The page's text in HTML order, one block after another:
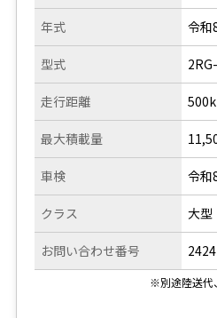
年式
型式
走行距離
令和
最大積載量
車検
クラス
お問い合わせ番号
令和
大型
2424
※別途陸送代